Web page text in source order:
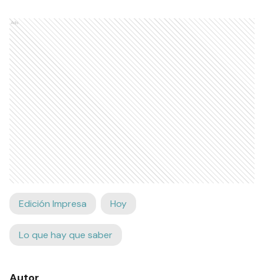
Ads
Edición Impresa Hoy
Lo que hay que saber